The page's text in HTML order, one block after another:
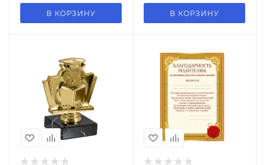
В КОРЗИНУ В КОРЗИНУ